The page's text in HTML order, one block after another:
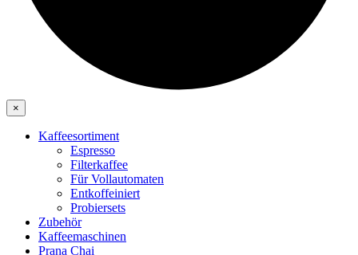
×
Kaffeesortiment
Espresso
Filterkaffee
Für Vollautomaten
Entkoffeiniert
Probiersets
Zubehör
Kaffeemaschinen
Prana Chai